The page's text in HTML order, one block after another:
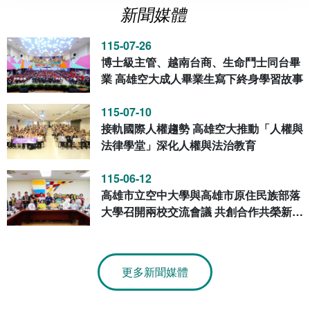
報名系統
線上報名
線上報名查詢
研發處
秘書處事務組
秘書處出納組
秘書處文書組
教學媒體處
文化藝術學系
科技管理學系
健康管理與促進學系
網路選課
網路教學 3.0 (111-2學期啟用)
校園行事曆
資訊服務線上報修系統
消耗品申請
會計預警及請購系統
教室‧會議室預約系統
線上報修最新消息
法令規章
書表下載
政府公開資訊
常見問答
意見信箱
各單位意見信箱
新聞媒體
115-07-26
博士級主管、越南台商、生命鬥士同台畢
業 高雄空大成人畢業生寫下終身學習故事
115-07-10
接軌國際人權趨勢 高雄空大推動「人權與
法律學堂」深化人權與法治教育
115-06-12
高雄市立空中大學與高雄市原住民族部落
大學召開兩校交流會議 共創合作共榮新篇
更多新聞媒體